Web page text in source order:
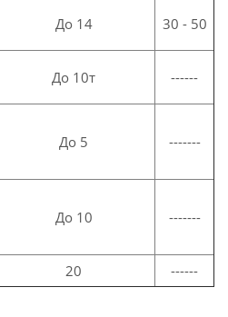
До 14 30 - 50
До 10т ------
До 5 -------
До 10 -------
20 ------